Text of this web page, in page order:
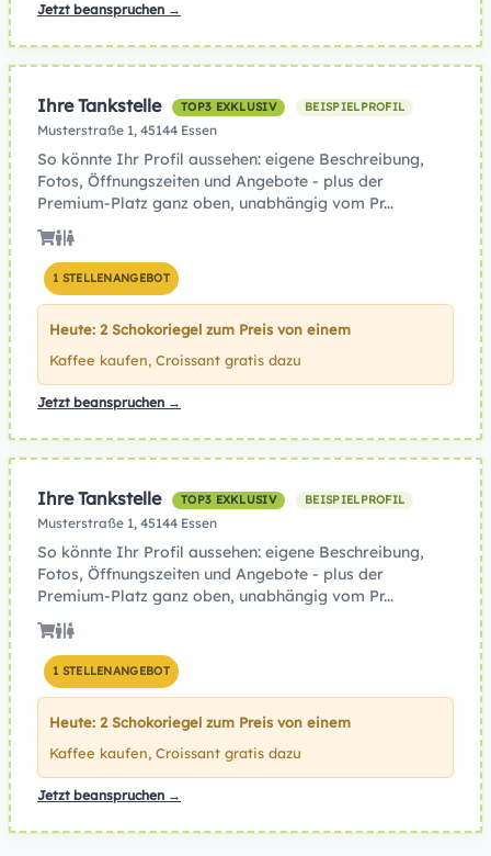
Jetzt beanspruchen →
Ihre Tankstelle TOP3 EXKLUSIV BEISPIELPROFIL
Musterstraße 1, 45144 Essen
So könnte Ihr Profil aussehen: eigene Beschreibung,
Fotos, Öffnungszeiten und Angebote - plus der
Premium-Platz ganz oben, unabhängig vom Pr...
1 STELLENANGEBOT
Heute: 2 Schokoriegel zum Preis von einem
Kaffee kaufen, Croissant gratis dazu
Jetzt beanspruchen →
Ihre Tankstelle TOP3 EXKLUSIV BEISPIELPROFIL
Musterstraße 1, 45144 Essen
So könnte Ihr Profil aussehen: eigene Beschreibung,
Fotos, Öffnungszeiten und Angebote - plus der
Premium-Platz ganz oben, unabhängig vom Pr...
1 STELLENANGEBOT
Heute: 2 Schokoriegel zum Preis von einem
Kaffee kaufen, Croissant gratis dazu
Jetzt beanspruchen →